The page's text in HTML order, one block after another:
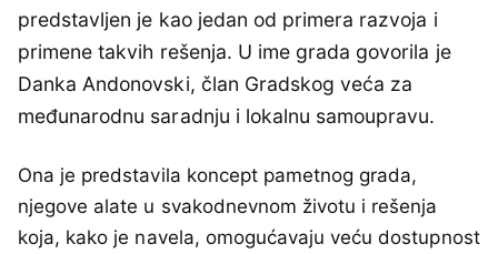
predstavljen je kao jedan od primera razvoja i
primene takvih rešenja. U ime grada govorila je
Danka Andonovski, član Gradskog veća za
međunarodnu saradnju i lokalnu samoupravu.
Ona je predstavila koncept pametnog grada,
njegove alate u svakodnevnom životu i rešenja
koja, kako je navela, omogućavaju veću dostupnost